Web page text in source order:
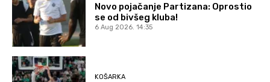
Novo pojačanje Partizana: Oprostio
se od bivšeg kluba!
6 Aug 2026. 14:35
KOŠARKA